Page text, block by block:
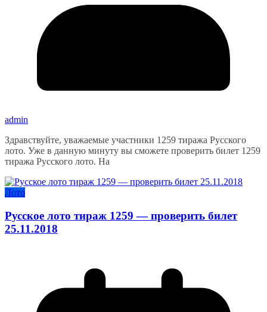
admin
Здравствуйте, уважаемые участники 1259 тиража Русского
лото. Уже в данную минуту вы сможете проверить билет 1259
тиража Русского лото. На
Лото
Русское лото тираж 1259 — проверить билет
25.11.2018